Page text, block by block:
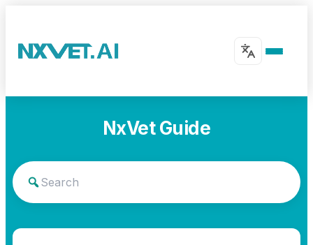
NxVet Guide